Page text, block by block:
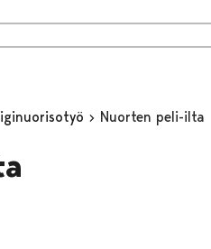
Nuorten peli-ilta